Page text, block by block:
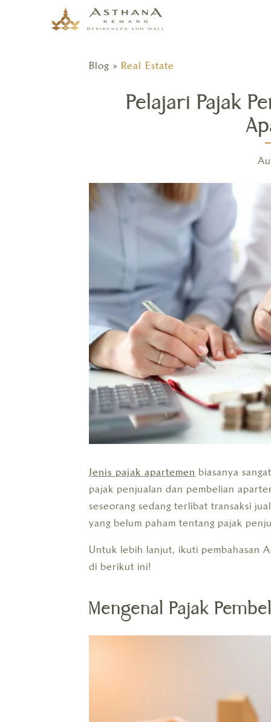
Blog » Real Estate
Pelajari Pajak
Jenis pajak apartemen biasanya
pajak penjualan dan pembelian
seseorang sedang terlibat transaksi
yang belum paham tentang pajak
Untuk lebih lanjut, ikuti pembahasan
di berikut ini!
Mengenal Pajak